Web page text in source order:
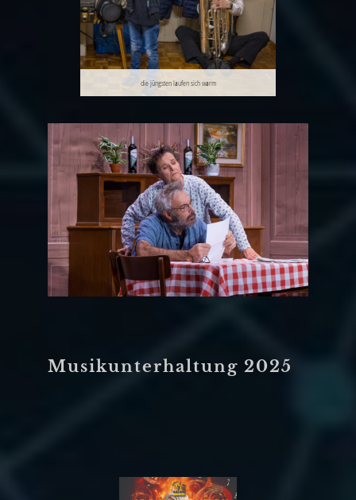
die jüngsten laufen sich warm
Musikunterhaltung 2025